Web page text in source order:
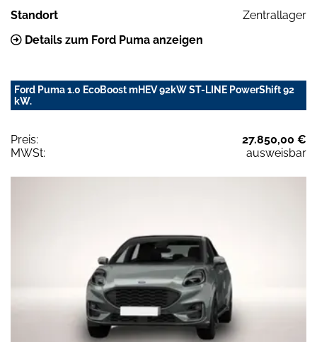
Standort
Zentrallager
Details zum Ford Puma anzeigen
Ford Puma 1.0 EcoBoost mHEV 92kW ST-LINE PowerShift 92
kW.
Preis:
27.850,00 €
MWSt:
ausweisbar